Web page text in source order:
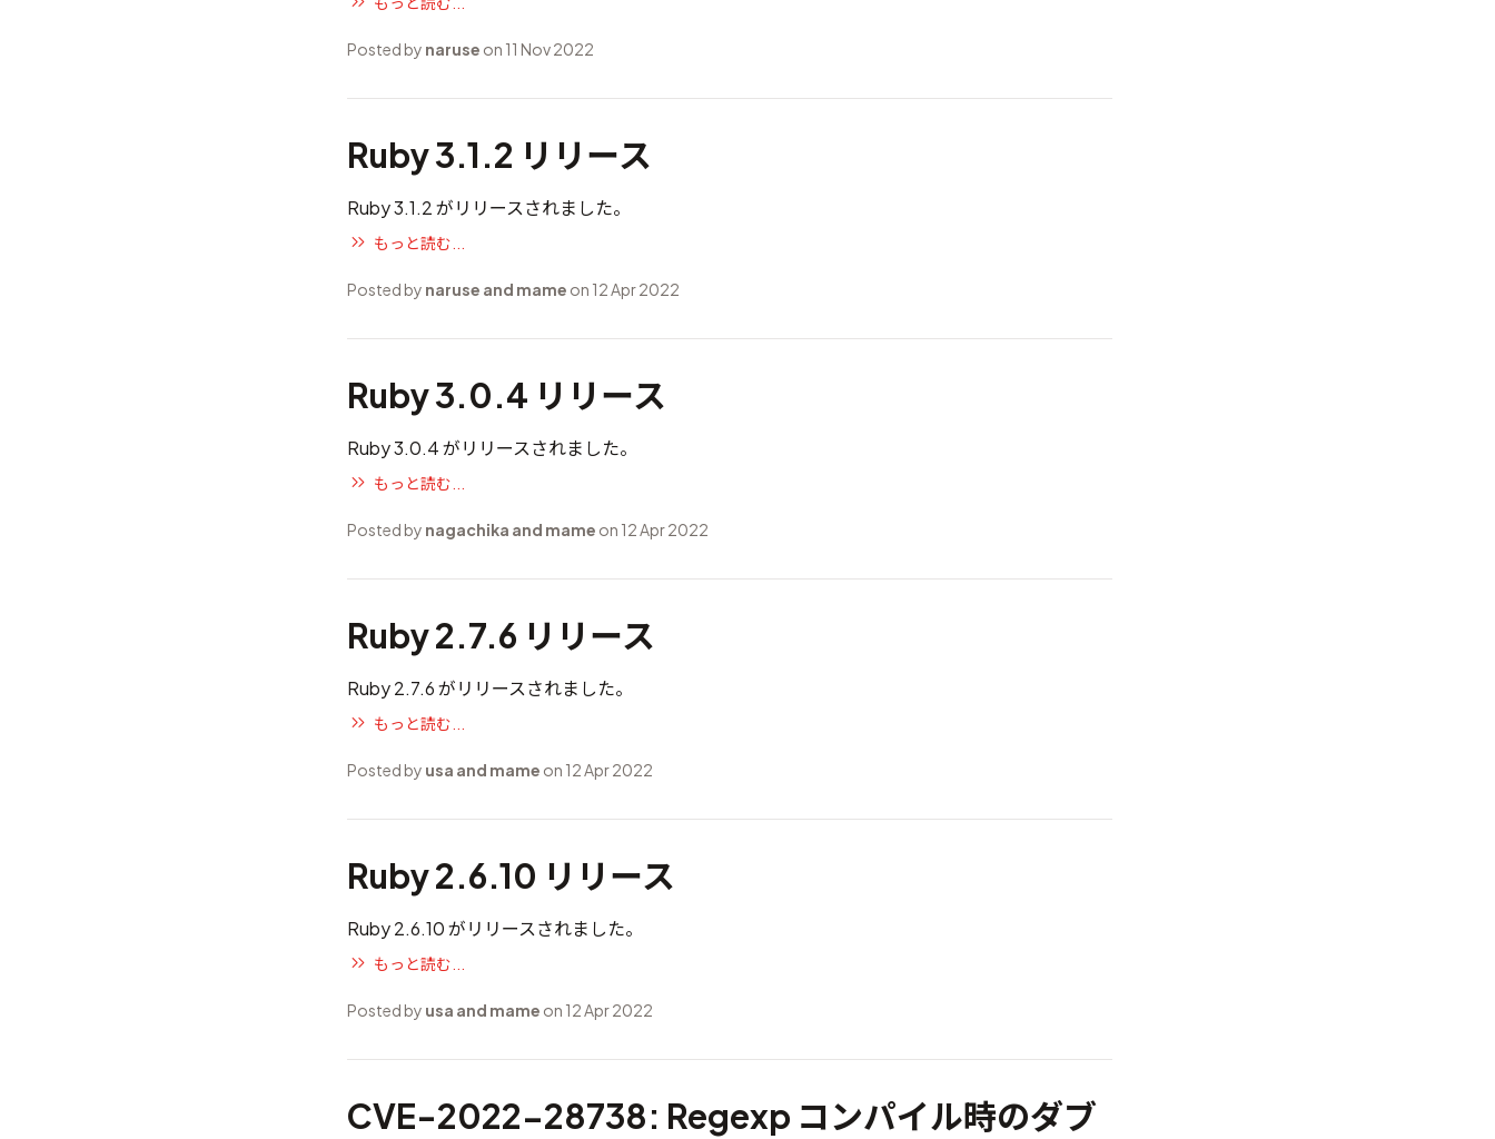
Posted by naruse on 11 Nov 2022
Ruby 3.1.2 リリース
Ruby 3.1.2 がリリースされました。
もっと読む...
Posted by naruse and mame on 12 Apr 2022
Ruby 3.0.4 リリース
Ruby 3.0.4 がリリースされました。
もっと読む...
Posted by nagachika and mame on 12 Apr 2022
Ruby 2.7.6 リリース
Ruby 2.7.6 がリリースされました。
もっと読む...
Posted by usa and mame on 12 Apr 2022
Ruby 2.6.10 リリース
Ruby 2.6.10 がリリースされました。
もっと読む...
Posted by usa and mame on 12 Apr 2022
CVE-2022-28738: Regexp コンパイル時のダブ